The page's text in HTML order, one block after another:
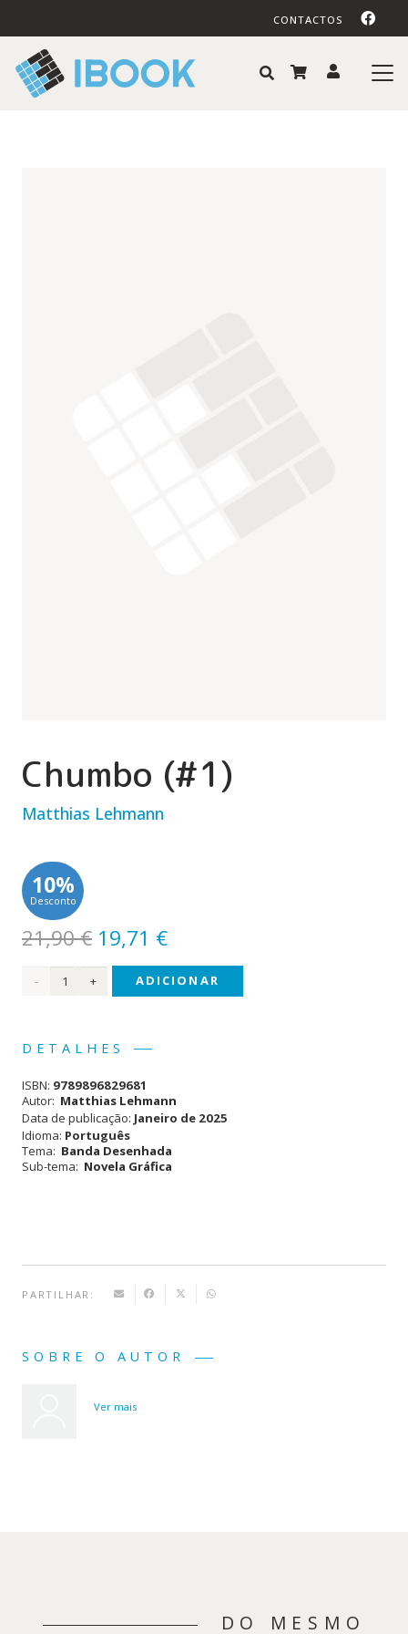
CONTACTOS
Chumbo (#1)
Matthias Lehmann
10%
Desconto
21,90€ O
preço
original
21,90 €.
19,71 €O
preço
atual
Quantidade
ADICIONAR
DETALHES
ISBN: 9789896829681
Autor: Matthias Lehmann
Data de publicação: Janeiro de 2025
Idioma: Português
Tema: Banda Desenhada
Sub-tema: Novela Gráfica
PARTILHAR:
SOBRE O AUTOR
Ver mais
DO MESMO